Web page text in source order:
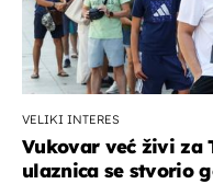
VELIKI INTERES
Vukovar već živi za
ulaznica se stvorio